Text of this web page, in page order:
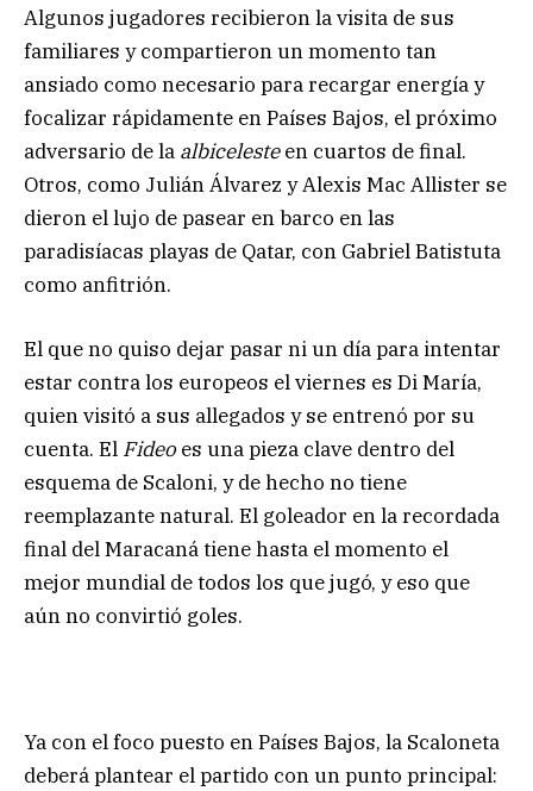
Algunos jugadores recibieron la visita de sus
familiares y compartieron un momento tan
ansiado como necesario para recargar energía y
focalizar rápidamente en Países Bajos, el próximo
adversario de la albicelesteen cuartos de final.
Otros, como Julián Álvarez y Alexis Mac Allister se
dieron el lujo de pasear en barco en las
paradisíacas playas de Qatar, con Gabriel Batistuta
como anfitrión.
El que no quiso dejar pasar ni un día para intentar
estar contra los europeos el viernes es Di María,
quien visitó a sus allegados y se entrenó por su
cuenta. El Fideo es una pieza clave dentro del
esquema de Scaloni, y de hecho no tiene
reemplazante natural. El goleador en la recordada
final del Maracaná tiene hasta el momento el
mejor mundial de todos los que jugó, y eso que
aún no convirtió goles.
Ya con el foco puesto en Países Bajos, la Scaloneta
deberá plantear el partido con un punto principal: